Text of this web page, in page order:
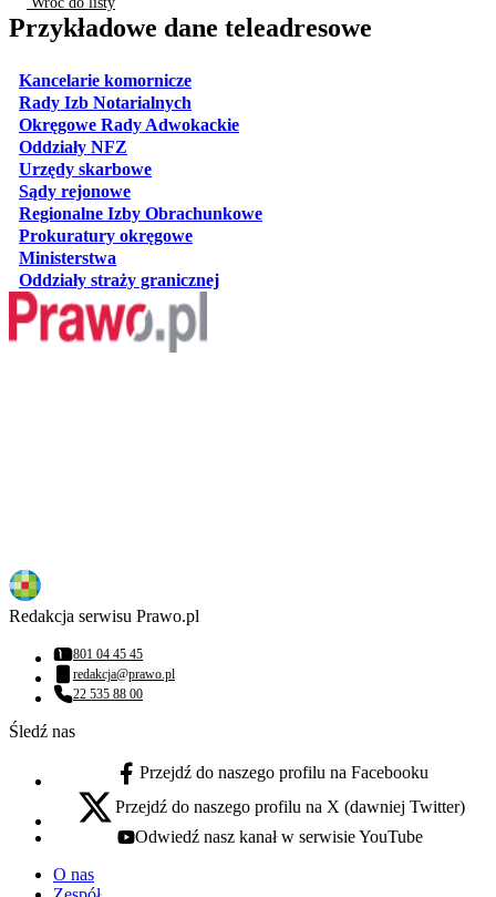
Przykładowe dane teleadresowe
Kancelarie komorniczeotwiera się w nowej karcie
Rady Izb Notarialnych
Okręgowe Rady Adwokackieotwiera się w nowej karcie
Oddziały NFZ
Urzędy skarboweotwiera się w nowej karcie
Sądy rejonoweotwiera się w nowej karcie
Regionalne Izby Obrachunkoweotwiera się w nowej karcie
Prokuratury okręgoweotwiera się w nowej karcie
Ministerstwa
Oddziały straży granicznejotwiera się w nowej karcie
Redakcja serwisu Prawo.pl
Numer telefonu:
801 04 45 45
Adres email:
redakcja@prawo.pl
Numer telefonu:
22 535 88 00
Śledź nas
facebook - otwiera się w nowej karcie
Przejdź do naszego profilu na Facebooku
x - otwiera się w nowej karcie
Przejdź do naszego profilu na X (dawniej Twitter)
youtube - otwiera się w nowej karcie
Odwiedź nasz kanał w serwisie YouTube
O nas